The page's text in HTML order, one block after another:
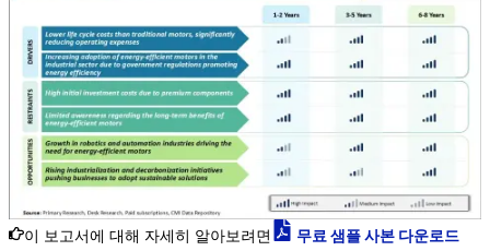
이 보고서에 대해 자세히 알아보려면 무료 샘플 사본 다운로드